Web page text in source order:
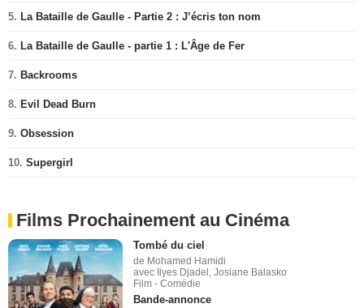
5. La Bataille de Gaulle - Partie 2 : J’écris ton nom
6. La Bataille de Gaulle - partie 1 : L'Âge de Fer
7. Backrooms
8. Evil Dead Burn
9. Obsession
10. Supergirl
Films Prochainement au Cinéma
Tombé du ciel
de Mohamed Hamidi
avec Ilyes Djadel, Josiane Balasko
Film - Comédie
Bande-annonce